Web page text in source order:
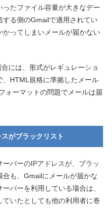
たファイル容量が大きなデー
する側のGmailで適用されてい
ってしまいメールが届かない
には、形式がレギュレーショ
、HTML規格に準拠したメール
ォーマットの問題でメールは届
がブラックリスト
バーのIPアドレスが、ブラッ
も、Gmailにメールが届かな
バーを利用している場合は、
いたとしても他の利用者に巻